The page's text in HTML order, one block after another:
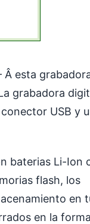
esta
grabadora
USB y
baterias Li-Ion
flash, los
en
en la forma